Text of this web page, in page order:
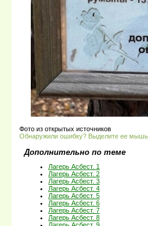
Фото из открытых источников
Обнаружили ошибку? Выделите ее
Дополнительно по теме
Лагерь Асбест. 1
Лагерь Асбест. 2
Лагерь Асбест. 3
Лагерь Асбест. 4
Лагерь Асбест. 5
Лагерь Асбест. 6
Лагерь Асбест. 7
Лагерь Асбест. 8